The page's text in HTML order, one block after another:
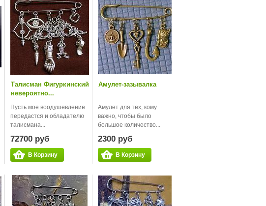
Талисман Фигуркинский
невероятно...
Пусть мое воодушевление
передастся и обладателю
талисмана...
72700 руб
В Корзину
Амулет-зазывалка
Амулет для тех, кому
важно, чтобы было
большое количество...
2300 руб
В Корзину